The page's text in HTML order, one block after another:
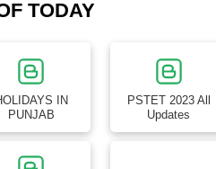
TODAY
IN
PUNJAB
PSTET 2023 All
Updates